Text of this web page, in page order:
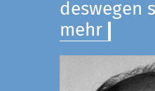
deswegen
mehr